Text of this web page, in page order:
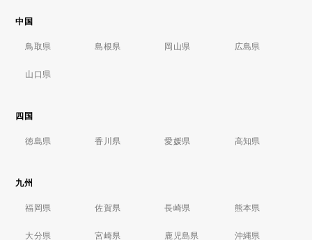
中国
鳥取県 島根県 岡山県 広島県
山口県
四国
徳島県 香川県 愛媛県 高知県
九州
福岡県 佐賀県 長崎県 熊本県
大分県 宮崎県 鹿児島県 沖縄県